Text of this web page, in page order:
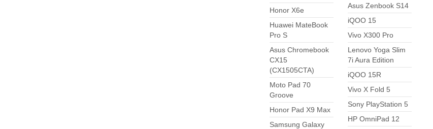
Honor X6e
Huawei MateBook
Pro S
Asus Chromebook
CX15
(CX1505CTA)
Moto Pad 70
Groove
Honor Pad X9 Max
Samsung Galaxy
Asus Zenbook S14
iQOO 15
Vivo X300 Pro
Lenovo Yoga Slim
7i Aura Edition
iQOO 15R
Vivo X Fold 5
Sony PlayStation 5
HP OmniPad 12